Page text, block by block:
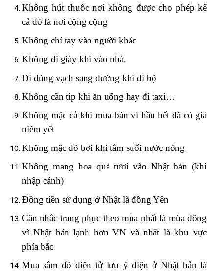
Không hút thuốc nơi không được cho phép kể
cả đó là nơi cộng cộng
Không chỉ tay vào người khác
Không đi giày khi vào nhà.
Đi đúng vạch sang đường khi đi bộ
Không cần tip khi ăn uống hay đi taxi…
Không mặc cả khi mua bán vì hầu hết đã có giá
niêm yết
Không mặc đồ bơi khi tắm suối nước nóng
Không mang hoa quả tươi vào Nhật bản (khi
nhập cảnh)
Đồng tiền sử dụng ở Nhật là đồng Yên
Cân nhắc trang phục theo mùa nhất là mùa đông
vì Nhật bản lạnh hơn VN và nhất là khu vực
phía bắc
Mua sắm đồ điện tử lưu ý điện ở Nhật bản là